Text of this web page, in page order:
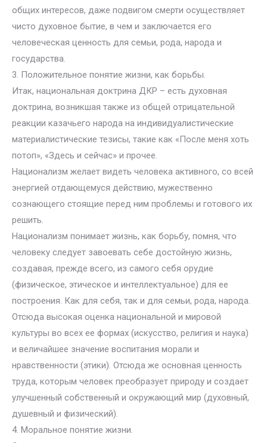
общих интересов, даже подвигом смерти осуществляет
чисто духовное бытие, в чем и заключается его
человеческая ценность для семьи, рода, народа и
государства.
3. Положительное понятие жизни, как борьбы.
Итак, национальная доктрина ДКР – есть духовная
доктрина, возникшая также из общей отрицательной
реакции казачьего народа на индивидуалистические
материалистические тезисы, такие как «После меня хоть
потоп», «Здесь и сейчас» и прочее.
Национализм желает видеть человека активного, со всей
энергией отдающемуся действию, мужественно
сознающего стоящие перед ним проблемы и готового их
решить.
Национализм понимает жизнь, как борьбу, помня, что
человеку следует завоевать себе достойную жизнь,
создавая, прежде всего, из самого себя орудие
(физическое, этическое и интеллектуальное) для ее
построения. Как для себя, так и для семьи, рода, народа.
Отсюда высокая оценка национальной и мировой
культуры во всех ее формах (искусство, религия и наука)
и величайшее значение воспитания морали и
нравственности (этики). Отсюда же основная ценность
труда, которым человек преобразует природу и создает
улучшенный собственный и окружающий мир (духовный,
душевный и физический).
4. Моральное понятие жизни.